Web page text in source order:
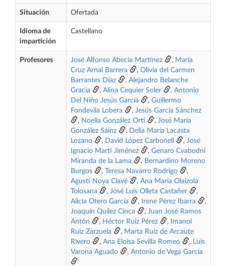
Situación Ofertada
Idioma de
impartición
Castellano
Profesores José Alfonso Abecia Martínez , María
Cruz Arnal Barrera
, Olivia del Carmen
Barrantes Díaz
, Alejandro Belanche
Gracia
, Alina Cequier Soler , Antonio
Del Niño Jesús García
, Guillermo
Fondevila Lobera
, Jesús García Sánchez
, Noelia González Orti , José María
González Sáinz
, Delia María Lacasta
Lozano
, David López Carbonell , José
Ignacio Martí Jiménez
, Genaro Cvabodni
Miranda de la Lama
, Bernardino Moreno
Burgos
, Teresa Navarro Rodrigo
,
Agustí Noya Clavé
, Ana María Olaizola
Tolosana
, José Luis Olleta Castañer
,
Alicia Otero García
, Irene Pérez Ibarra
,
Joaquín Quílez Cinca
, Juan José Ramos
Antón
, Héctor Ruiz Pérez ,
Imanol
Ruiz Zarzuela
, Marta Ruiz de Arcaute
Rivero
, Ana Eloisa Sevilla Romeo , Luis
Varona Aguado
, Antonio de Vega García